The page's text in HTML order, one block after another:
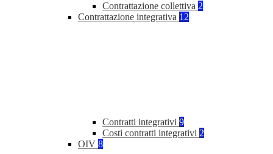
Contrattazione collettiva 2
Contrattazione integrativa 12
Contratti integrativi 9
Costi contratti integrativi 2
OIV 8